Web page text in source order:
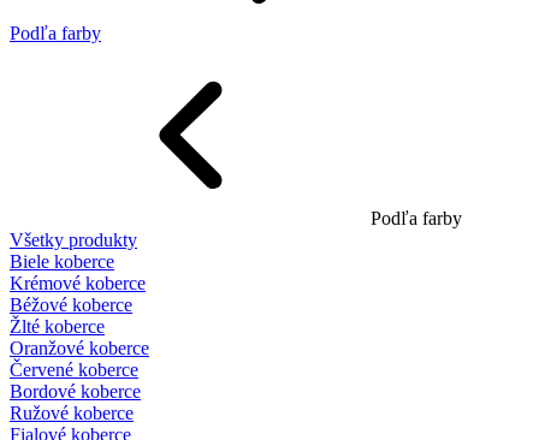
Podľa farby
Podľa farby
Všetky produkty
Biele koberce
Krémové koberce
Béžové koberce
Žlté koberce
Oranžové koberce
Červené koberce
Bordové koberce
Ružové koberce
Fialové koberce